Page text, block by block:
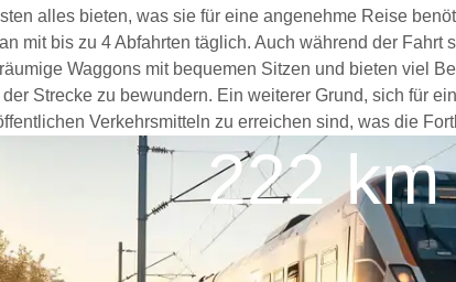
alles bieten, was sie für eine angenehme Reise
mit bis zu 4 Abfahrten täglich. Auch während der
Waggons mit bequemen Sitzen und bieten viel
Strecke zu bewundern. Ein weiterer Grund, sich für
Verkehrsmitteln zu erreichen sind, was die
222 km